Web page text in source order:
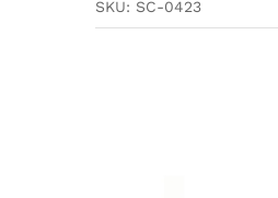
SKU: SC-0423